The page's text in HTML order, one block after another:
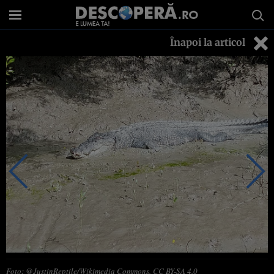
Înapoi la articol
Foto: @JustinReptile/Wikimedia Commons, CC BY-SA 4.0